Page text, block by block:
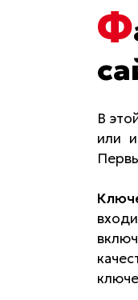
Ф
В
или